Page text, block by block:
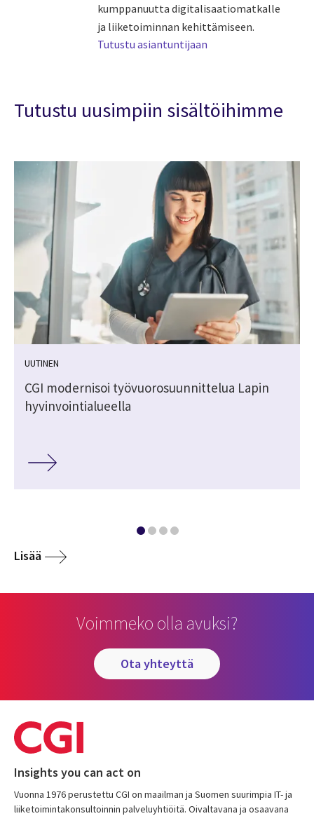
kumppanuutta digitalisaatiomatkalle
ja liiketoiminnan kehittämiseen.
Tutustu asiantuntijaan
Tutustu uusimpiin sisältöihimme
UUTINEN
CGI modernisoi työvuorosuunnittelua Lapin
hyvinvointialueella
Lisää
Voimmeko olla avuksi?
ota yhteyttä
Insights you can act on
Vuonna 1976 perustettu CGI on maailman ja Suomen suurimpia IT- ja
liiketoimintakonsultoinnin palveluyhtiöitä. Oivaltavana ja osaavana